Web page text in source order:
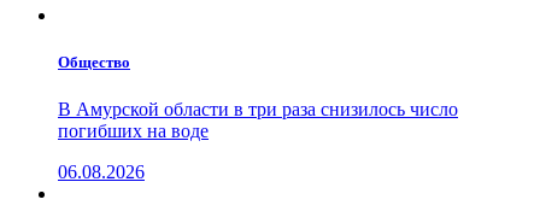
Общество
В Амурской области в три раза снизилось число
погибших на воде
06.08.2026